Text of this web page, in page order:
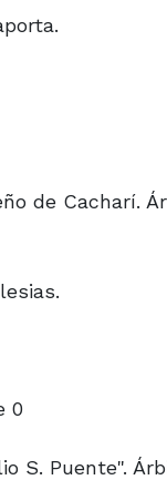
de Cacharí.
0
S. Puente".